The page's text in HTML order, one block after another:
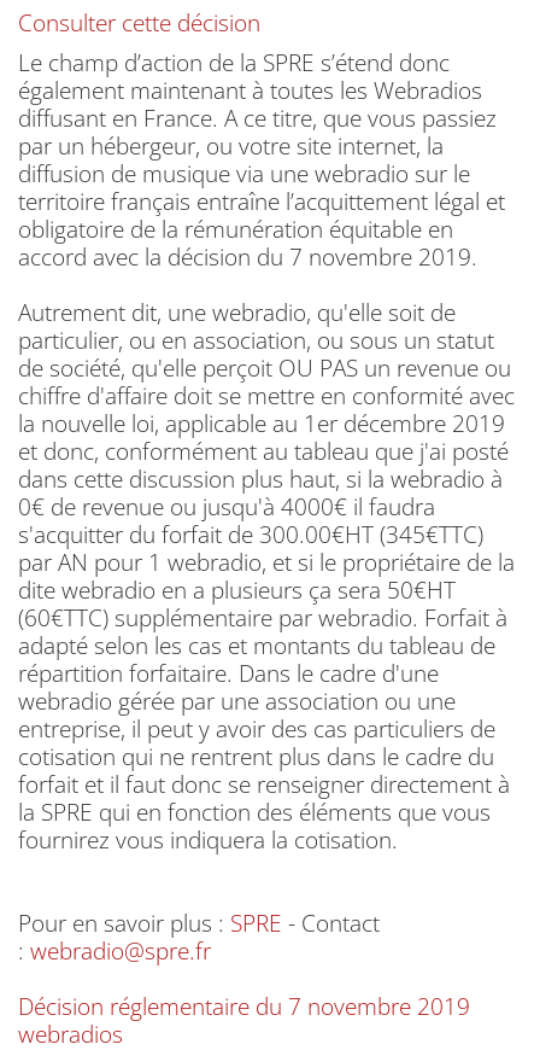
Consulter cette décision
Le champ d’action de la SPRE s’étend donc
également maintenant à toutes les Webradios
diffusant en France. A ce titre, que vous passiez
par un hébergeur, ou votre site internet, la
diffusion de musique via une webradio sur le
territoire français entraîne l’acquittement légal et
obligatoire de la rémunération équitable en
accord avec la décision du 7 novembre 2019.
Autrement dit, une webradio, qu'elle soit de
particulier, ou en association, ou sous un statut
de société, qu'elle perçoit OU PAS un revenue ou
chiffre d'affaire doit se mettre en conformité avec
la nouvelle loi, applicable au 1er décembre 2019
et donc, conformément au tableau que j'ai posté
dans cette discussion plus haut, si la webradio à
0€ de revenue ou jusqu'à 4000€ il faudra
s'acquitter du forfait de 300.00€HT (345€TTC)
par AN pour 1 webradio, et si le propriétaire de la
dite webradio en a plusieurs ça sera 50€HT
(60€TTC) supplémentaire par webradio. Forfait à
adapté selon les cas et montants du tableau de
répartition forfaitaire. Dans le cadre d'une
webradio gérée par une association ou une
entreprise, il peut y avoir des cas particuliers de
cotisation qui ne rentrent plus dans le cadre du
forfait et il faut donc se renseigner directement à
la SPRE qui en fonction des éléments que vous
fournirez vous indiquera la cotisation.
Pour en savoir plus : SPRE - Contact
: webradio@spre.fr
Décision réglementaire du 7 novembre 2019
webradios